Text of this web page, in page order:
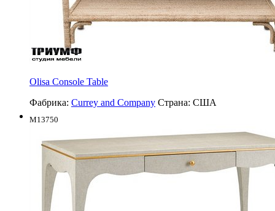
Olisa Console Table
Фабрика: Currey and Company Страна: США
M13750